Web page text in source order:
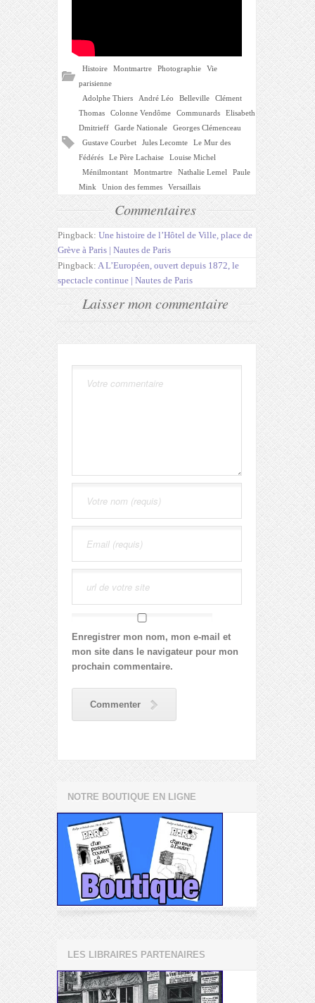
Histoire Montmartre Photographie
Vie
parisienne
Adolphe Thiers
André Léo Belleville
Clément
Thomas
Colonne Vendôme Communards
Elisabeth
Dmitrieff
Garde Nationale
Georges Clémenceau
Gustave Courbet
Jules Lecomte
Le Mur des
Fédérés
Le Père Lachaise
Louise Michel
Ménilmontant
Montmartre Nathalie Lemel
Paule
Mink
Union des femmes Versaillais
Commentaires
Pingback: Une histoire de l’Hôtel de Ville, place de
Grève à Paris | Nautes de Paris
Pingback: A L’Européen, ouvert depuis 1872, le
spectacle continue | Nautes de Paris
Laisser mon commentaire
Enregistrer mon nom, mon e-mail et
mon site dans le navigateur pour mon
prochain commentaire.
Commenter
NOTRE BOUTIQUE EN LIGNE
LES LIBRAIRES PARTENAIRES